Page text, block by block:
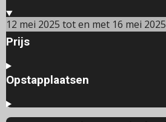
12 mei 2025 tot en met 16 mei 2025
Prijs
Opstapplaatsen